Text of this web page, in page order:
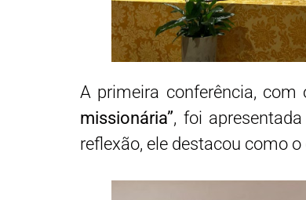
A primeira conferência, com
missionária”, foi
reflexão, ele destacou como